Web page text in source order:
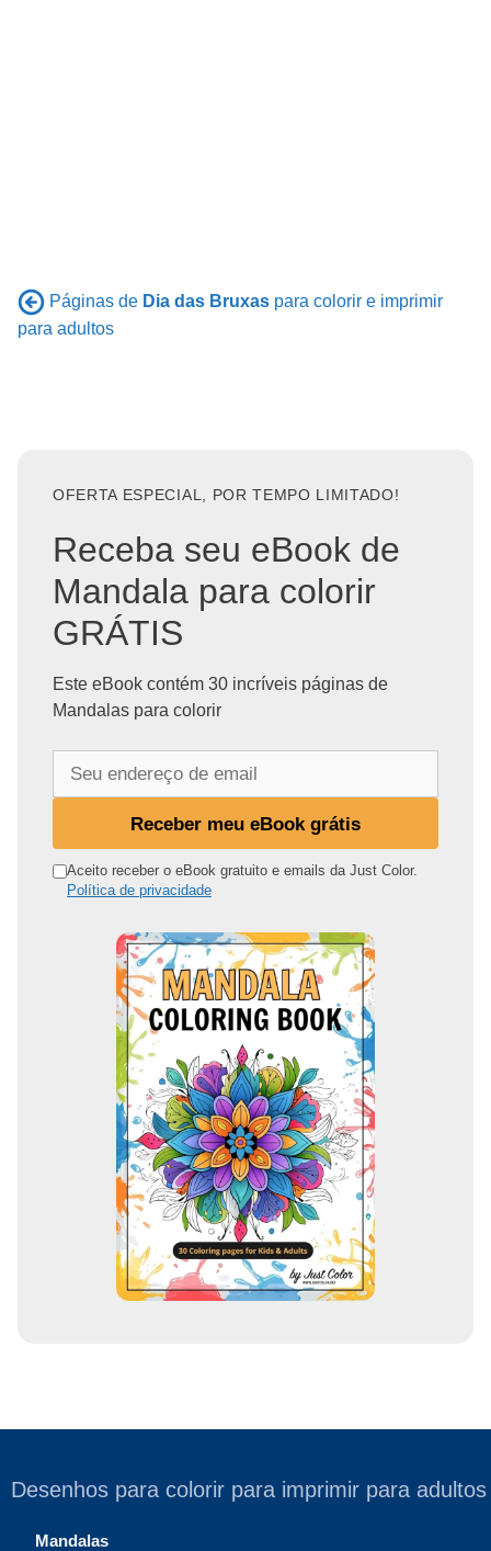
Páginas de Dia das Bruxas para colorir e imprimir
para adultos
OFERTA ESPECIAL, POR TEMPO LIMITADO!
Receba seu eBook de
Mandala para colorir
GRÁTIS
Este eBook contém 30 incríveis páginas de
Mandalas para colorir
n
Receber meu eBook grátis
Aceito receber o eBook gratuito e emails da Just Color.
Política de privacidade
Desenhos para colorir para imprimir para adultos
Mandalas